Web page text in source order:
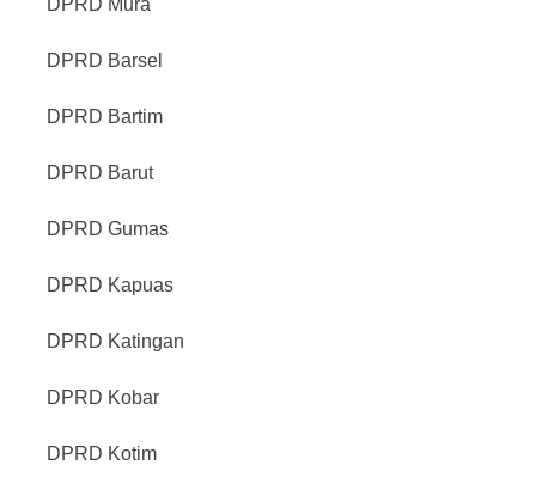
DPRD Mura
DPRD Barsel
DPRD Bartim
DPRD Barut
DPRD Gumas
DPRD Kapuas
DPRD Katingan
DPRD Kobar
DPRD Kotim